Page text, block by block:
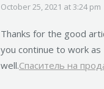
says:
October 25, 2021 at 3:24 pm
Thanks for the good
you continue to work as
well.Спаситель на